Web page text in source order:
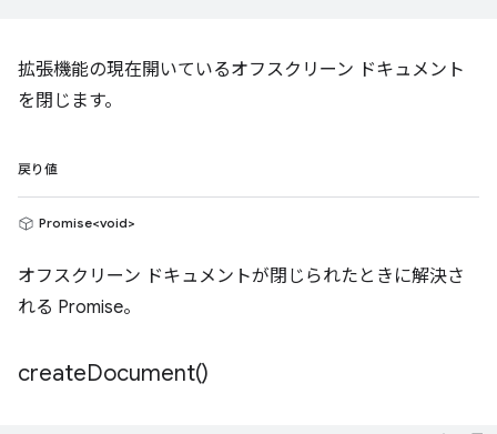
拡張機能の現在開いているオフスクリーン ドキュメント
を閉じます。
戻り値
Promise<void>
オフスクリーン ドキュメントが閉じられたときに解決さ
れる Promise。
createDocument()